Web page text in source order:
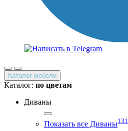
Каталог мебели
Каталог: по цветам
Диваны
Показать все Диваны131